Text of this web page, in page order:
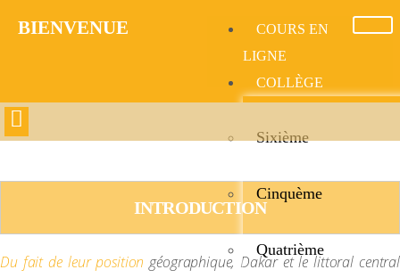
BIENVENUE​
COURS EN
LIGNE
COLLÈGE
Sixième
Cinquème
Quatrième
INTRODUCTION
Du fait de leur position géographique, Dakar et le littoral central